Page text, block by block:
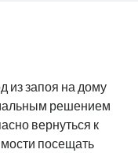
из запоя на дому
решением
вернуться к
посещать